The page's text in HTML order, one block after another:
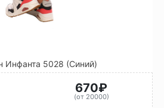
Инфанта 5028 (Синий)
670₽
(от 20000)